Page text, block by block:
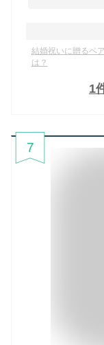
結婚祝いに贈るペ
は？
1
7